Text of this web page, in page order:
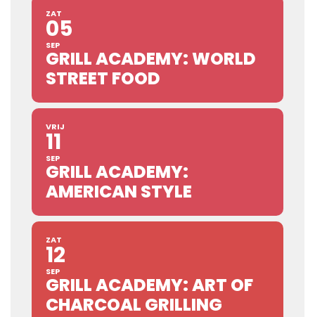
ZAT
05
SEP
GRILL ACADEMY: WORLD
STREET FOOD
VRIJ
11
SEP
GRILL ACADEMY:
AMERICAN STYLE
ZAT
12
SEP
GRILL ACADEMY: ART OF
CHARCOAL GRILLING